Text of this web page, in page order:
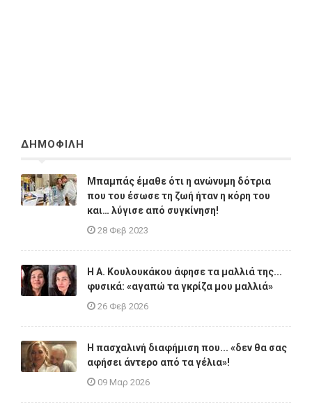
ΔΗΜΟΦΙΛΗ
Μπαμπάς έμαθε ότι η ανώνυμη δότρια
που του έσωσε τη ζωή ήταν η κόρη του
και… λύγισε από συγκίνηση!
28 Φεβ 2023
Η A. Κουλουκάκου άφησε τα μαλλιά της...
φυσικά: «αγαπώ τα γκρίζα μου μαλλιά»
26 Φεβ 2026
Η πασχαλινή διαφήμιση που... «δεν θα σας
αφήσει άντερο από τα γέλια»!
09 Μαρ 2026